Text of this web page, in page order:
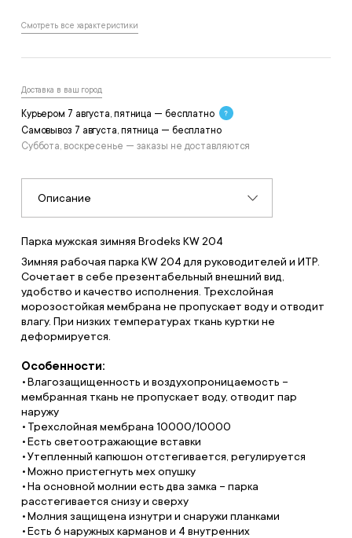
Смотреть все характеристики
Доставка в ваш город
Курьером 7 августа, пятница — бесплатно
Самовывоз 7 августа, пятница — бесплатно
Суббота, воскресенье — заказы не доставляются
Описание
Парка мужская зимняя Brodeks KW 204
Зимняя рабочая парка KW 204 для руководителей и ИТР.
Сочетает в себе презентабельный внешний вид,
удобство и качество исполнения. Трехслойная
морозостойкая мембрана не пропускает воду и отводит
влагу. При низких температурах ткань куртки не
деформируется.
Особенности:
Влагозащищенность и воздухопроницаемость –
мембранная ткань не пропускает воду, отводит пар
наружу
Трехслойная мембрана 10000/10000
Есть светоотражающие вставки
Утепленный капюшон отстегивается, регулируется
Можно пристегнуть мех опушку
На основной молнии есть два замка – парка
расстегивается снизу и сверху
Молния защищена изнутри и снаружи планками
Есть 6 наружных карманов и 4 внутренних